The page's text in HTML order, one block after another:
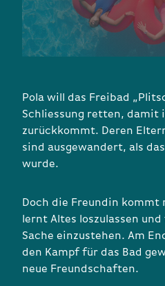
Pola will das Freibad
Schliessung retten, damit
zurückkommt. Deren
sind ausgewandert, als
wurde.
Doch die Freundin kommt
lernt Altes loszulassen
Sache einzustehen. Am
den Kampf für das Bad
neue Freundschaften.